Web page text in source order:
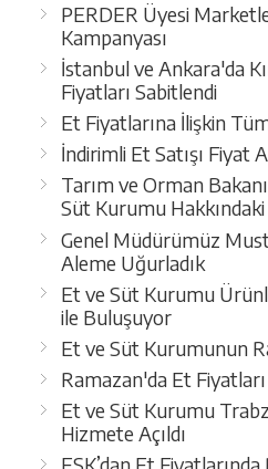
PERDER Üyesi
Kampanyası
İstanbul ve Ankara'da
Fiyatları Sabitlendi
Et Fiyatlarına İlişkin
İndirimli Et Satışı Fiyat
Tarım ve Orman
Süt Kurumu Hakkındaki
Genel Müdürümüz
Aleme Uğurladık
Et ve Süt Kurumu
ile Buluşuyor
Et ve Süt Kurumunun
Ramazan'da Et
Et ve Süt Kurumu
Hizmete Açıldı